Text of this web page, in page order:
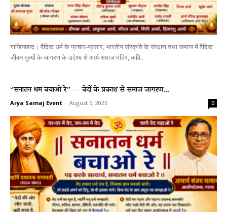
गाजियाबाद। वैदिक धर्म के प्रचार-प्रसार, भारतीय संस्कृति के संरक्षण तथा समाज में वैदिक
जीवन मूल्यों के जागरण के उद्देश्य से आर्य समाज मंदिर, कवि...
“सनातन धर्म बचाओ रे” — वेदों के प्रकाश से समाज जागरण...
Arya Samaj Event - August 5, 2026 0